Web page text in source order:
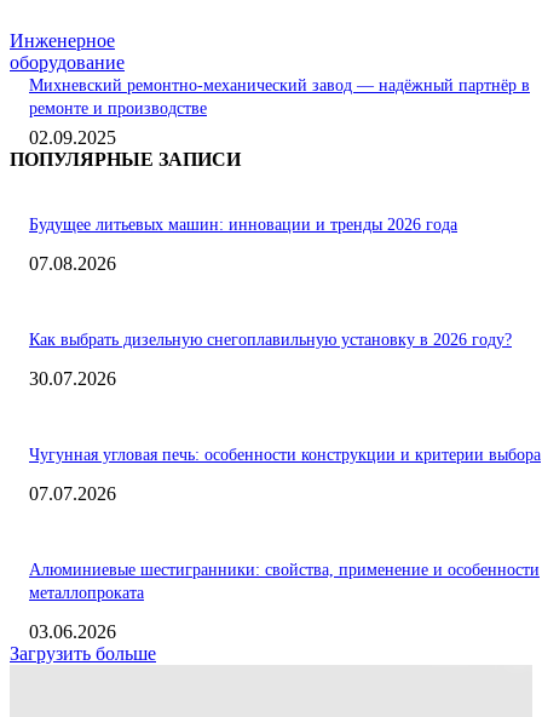
Инженерное
оборудование
Михневский ремонтно-механический завод — надёжный партнёр в
ремонте и производстве
02.09.2025
ПОПУЛЯРНЫЕ ЗАПИСИ
Будущее литьевых машин: инновации и тренды 2026 года
07.08.2026
Как выбрать дизельную снегоплавильную установку в 2026 году?
30.07.2026
Чугунная угловая печь: особенности конструкции и критерии выбора
07.07.2026
Алюминиевые шестигранники: свойства, применение и особенности
металлопроката
03.06.2026
Загрузить больше